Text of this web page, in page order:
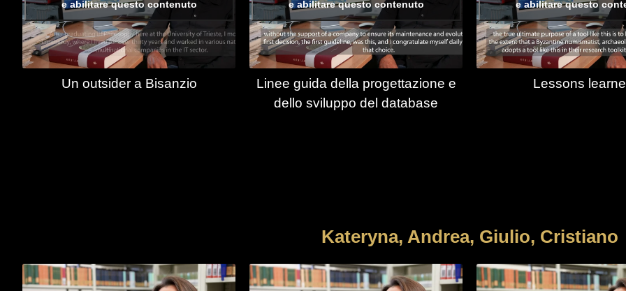
e abilitare questo contenuto
Un outsider a Bisanzio
e abilitare questo contenuto
Linee guida della progettazione e
dello sviluppo del database
e abilitare questo
Lessons
Kateryna, Andrea, Giulio, Cristiano